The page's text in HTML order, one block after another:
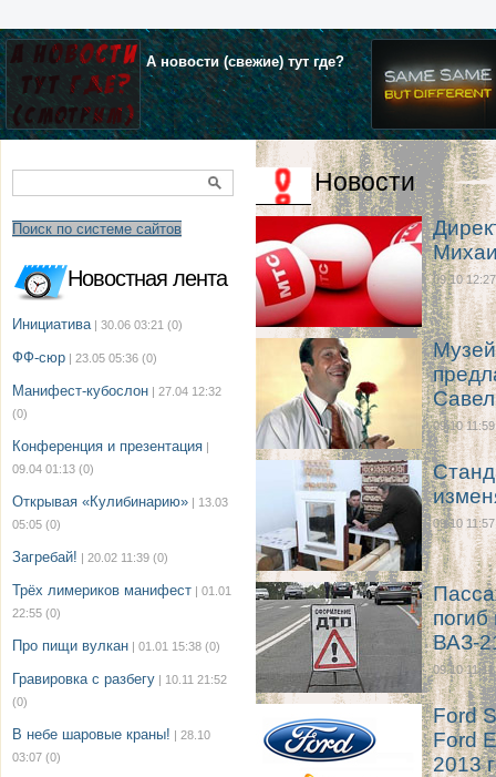
А новости (свежие) тут где?
Поиск по системе сайтов
Новостная лента
Инициатива | 30.06 03:21 (0)
ФФ-сюр | 23.05 05:36 (0)
Манифест-кубослон | 27.04 12:32
(0)
Конференция и презентация |
09.04 01:13 (0)
Открывая «Кулибинарию» | 13.03
05:05 (0)
Загребай! | 20.02 11:39 (0)
Трёх лимериков манифест | 01.01
22:55 (0)
Про пищи вулкан | 01.01 15:38 (0)
Гравировка с разбегу | 10.11 21:52
(0)
В небе шаровые краны! | 28.10
03:07 (0)
Новости
09.10 12:27
09.10 11:59
09.10 11:57
погиб
ВАЗ-
09.10 11:11
Ford
Ford
2013